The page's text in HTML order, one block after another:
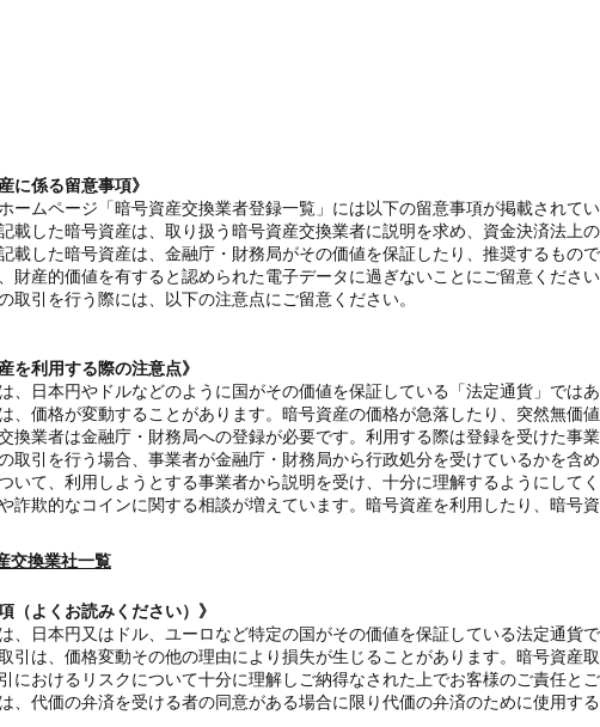
に係る留意事項》
ームページ「暗号資産交換業者登録一覧」には以下の留意事項が掲載されてい
載した暗号資産は、取り扱う暗号資産交換業者に説明を求め、資金決済法上
載した暗号資産は、金融庁・財務局がその価値を保証したり、推奨するもの
財産的価値を有すると認められた電子データに過ぎないことにご留意ください
取引を行う際には、以下の注意点にご留意ください。
を利用する際の注意点》
、日本円やドルなどのように国がその価値を保証している「法定通貨」では
、価格が変動することがあります。暗号資産の価格が急落したり、突然無価
換業者は金融庁・財務局への登録が必要です。利用する際は登録を受けた事
取引を行う場合、事業者が金融庁・財務局から行政処分を受けているかを含
いて、利用しようとする事業者から説明を受け、十分に理解するようにしてく
詐欺的なコインに関する相談が増えています。暗号資産を利用したり、暗号
交換業社一覧
（よくお読みください）》
、日本円又はドル、ユーロなど特定の国がその価値を保証している法定通貨で
引は、価格変動その他の理由により損失が生じることがあります。暗号資産
におけるリスクについて十分に理解しご納得なされた上でお客様のご責任と
、代価の弁済を受ける者の同意がある場合に限り代価の弁済のために使用する